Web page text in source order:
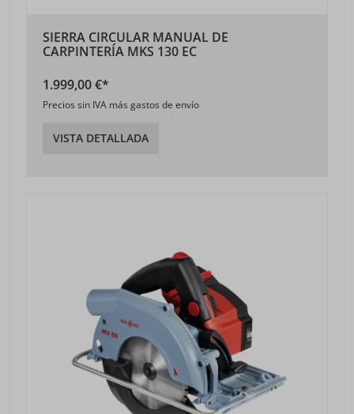
SIERRA CIRCULAR MANUAL DE
CARPINTERÍA MKS 130 EC
1.999,00 €*
Precios sin IVA más gastos de envío
VISTA DETALLADA